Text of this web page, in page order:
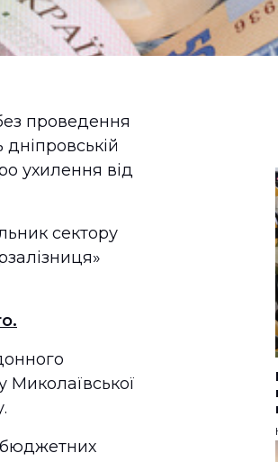
проведення
ухилення від
сектору
Миколаївської
бюджетних